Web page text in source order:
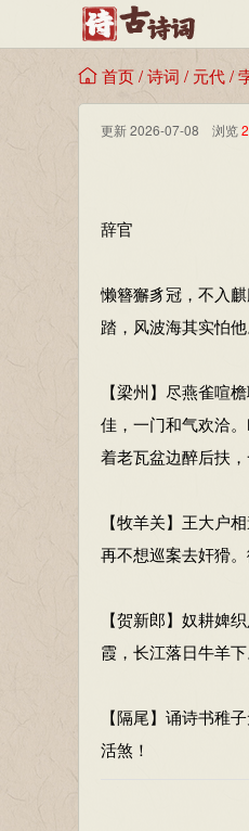
首页/诗词 / 元代/
更新 2026-07-08 浏览
辞官
懒簪獬豸冠，不入
踏，风波海其实怕他
【梁州】尽燕雀喧
佳，一门和气欢洽
着老瓦盆边醉后扶，
【牧羊关】王大户
再不想巡案去奸猾
【贺新郎】奴耕婢
霞，长江落日牛羊
【隔尾】诵诗书稚
活煞！